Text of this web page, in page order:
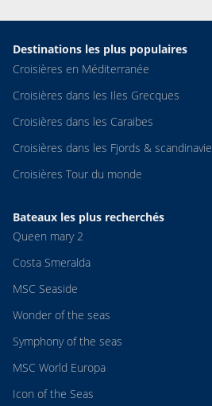
Destinations les plus populaires
Croisières en Méditerranée
Croisières dans les Iles Grecques
Croisières dans les Caraibes
Croisières dans les Fjords & scandinavie
Croisières Tour du monde
Bateaux les plus recherchés
Queen mary 2
Costa Smeralda
MSC Seaside
Wonder of the seas
Symphony of the seas
MSC World Europa
Icon of the Seas